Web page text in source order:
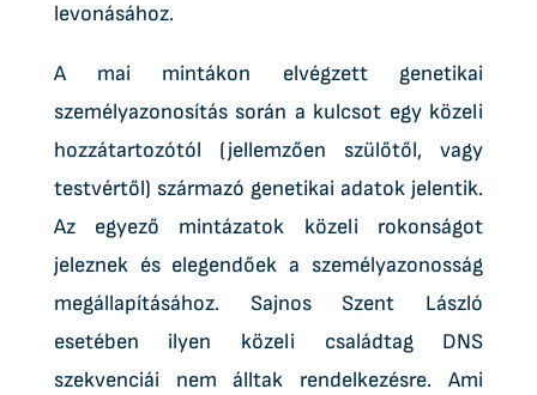
levonásához.
A mai mintákon elvégzett genetikai
személyazonosítás során a kulcsot egy közeli
hozzátartozótól (jellemzően szülőtől, vagy
testvértől) származó genetikai adatok jelentik.
Az egyező mintázatok közeli rokonságot
jeleznek és elegendőek a személyazonosság
megállapításához. Sajnos Szent László
esetében ilyen közeli családtag DNS
szekvenciái nem álltak rendelkezésre. Ami